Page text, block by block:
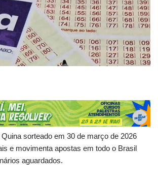
sorteado em 30 de março de 2026
e movimenta apostas em todo o Brasil
aguardados.